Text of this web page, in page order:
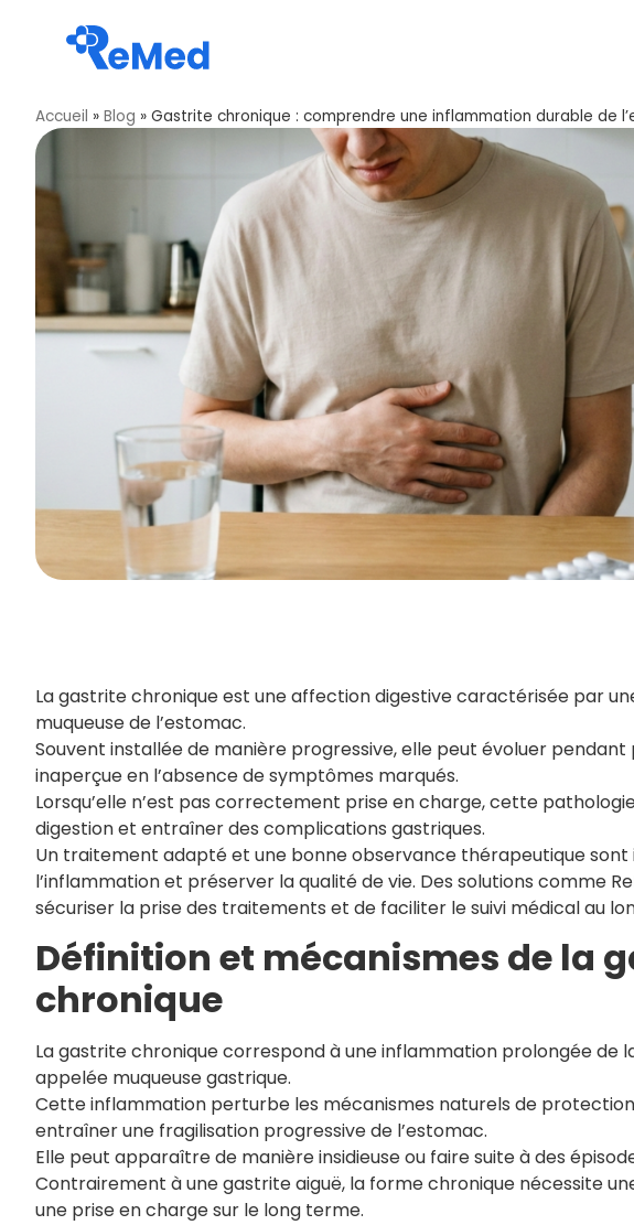
Accueil » Blog » Gastrite chronique : comprendre une inflammation durable de
La gastrite chronique est une affection digestive caractérisée par
muqueuse de l’estomac.
Souvent installée de manière progressive, elle peut évoluer pendant
inaperçue en l’absence de symptômes marqués.
Lorsqu’elle n’est pas correctement prise en charge, cette
digestion et entraîner des complications gastriques.
Un traitement adapté et une bonne observance thérapeutique sont
l’inflammation et préserver la qualité de vie. Des solutions comme
sécuriser la prise des traitements et de faciliter le suivi médical au
Définition et mécanismes de la
chronique
La gastrite chronique correspond à une inflammation prolongée de
appelée muqueuse gastrique.
Cette inflammation perturbe les mécanismes naturels de
entraîner une fragilisation progressive de l’estomac.
Elle peut apparaître de manière insidieuse ou faire suite à des
Contrairement à une gastrite aiguë, la forme chronique nécessite
une prise en charge sur le long terme.